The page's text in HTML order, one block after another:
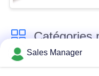
Catégories
Émetteur de vidéo de
Sales Manager